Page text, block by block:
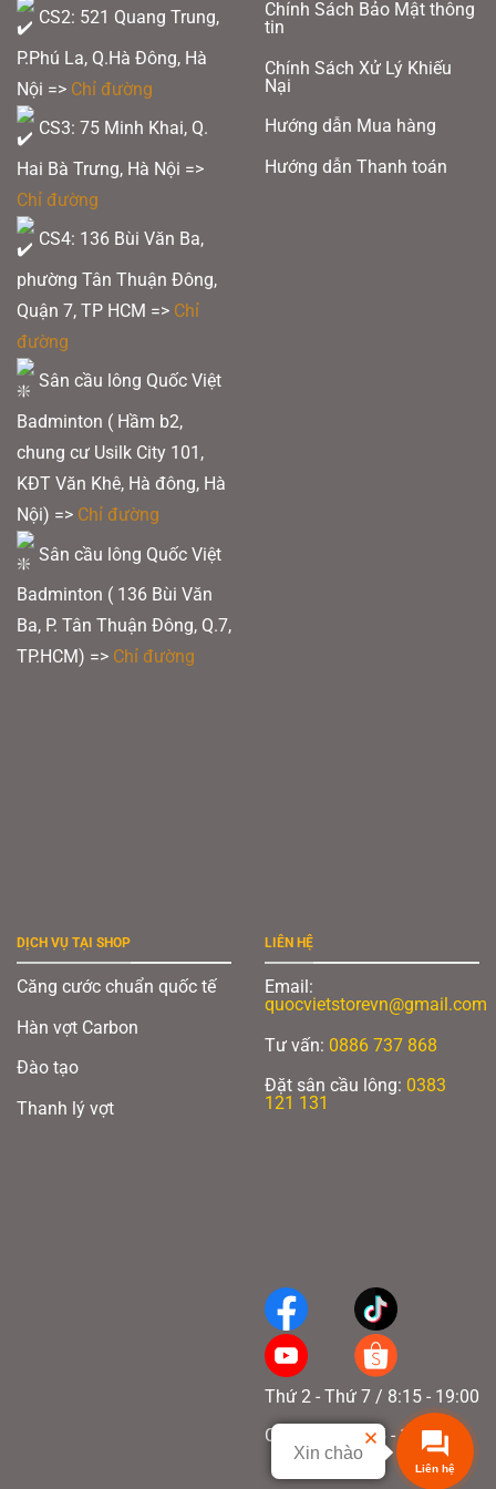
chọn
có
thể
chọn
trên
sản
chọn
thể
chọn
trên
CS2: 521 Quang Trung,
P.Phú La, Q.Hà Đông, Hà
Nội => Chỉ đường
CS3: 75 Minh Khai, Q.
Hai Bà Trưng, Hà Nội =>
Chỉ đường
CS4: 136 Bùi Văn Ba,
phường Tân Thuận Đông,
Quận 7, TP HCM => Chỉ
đường
Sân cầu lông Quốc Việt
Badminton ( Hầm b2,
chung cư Usilk City 101,
KĐT Văn Khê, Hà đông, Hà
Nội) => Chỉ đường
Sân cầu lông Quốc Việt
Badminton ( 136 Bùi Văn
Ba, P. Tân Thuận Đông, Q.7,
TP.HCM) => Chỉ đường
Chính Sách Bảo Mật thông
tin
Chính Sách Xử Lý Khiếu
Nại
Hướng dẫn Mua hàng
Hướng dẫn Thanh toán
DỊCH VỤ TẠI SHOP
Căng cước chuẩn quốc tế
Hàn vợt Carbon
Đào tạo
Thanh lý vợt
LIÊN HỆ
Email:
quocvietstorevn@gmail.com
Tư vấn: 0886 737 868
Đặt sân cầu lông: 0383
121 131
Thứ 2 - Thứ 7 / 8:15 - 19:00
Chủ nhật / 8:15 - 17:00
Liên hệ
Xin chào